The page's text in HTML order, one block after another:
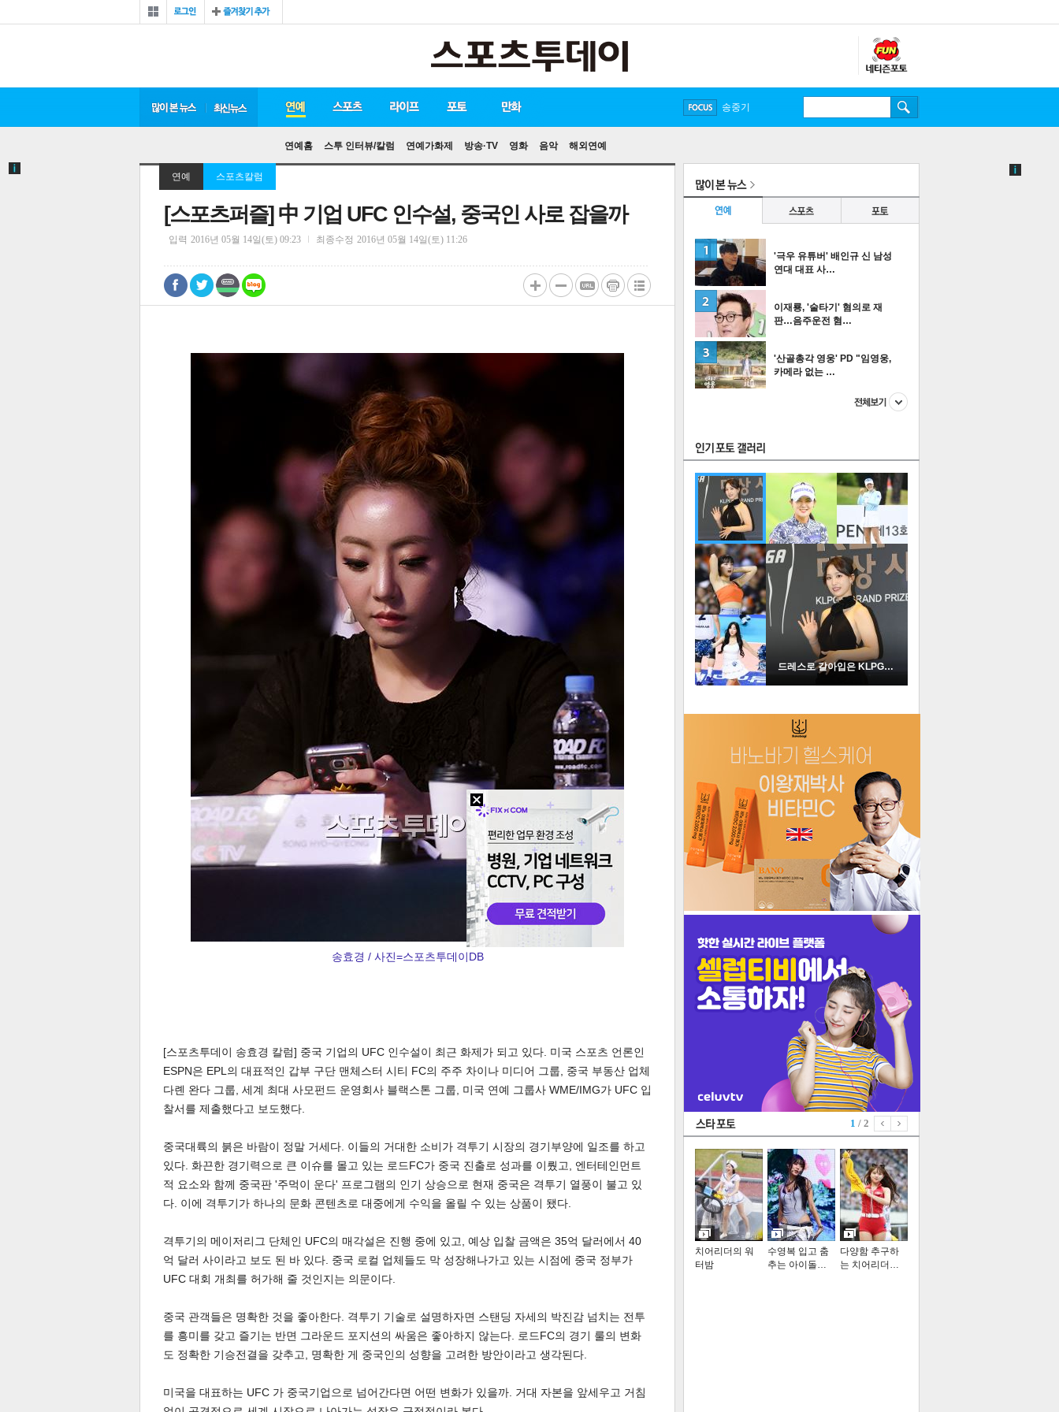
인
많이 본 뉴스
연예홈 스투 인터뷰/칼럼 연예가화제 방송·TV 영화 음악 해외연예
스포츠 라이프 포토
FOCUS
송중기
연예 스포츠칼럼
[스포츠퍼즐] 中 기업 UFC 인수설, 중국인 사로 잡을까
입력 2016년 05월 14일(토) 09:23 최종수정 2016년 05월 14일(토) 11:26
0
송효경 / 사진=스포츠투데이DB
[스포츠투데이 송효경 칼럼] 중국 기업의 UFC 인수설이 최근 화제가 되고 있다. 미국 스포츠 언론인
ESPN은 EPL의 대표적인 갑부 구단 맨체스터 시티 FC의 주주 차이나 미디어 그룹, 중국 부동산 업체
다롄 완다 그룹, 세계 최대 사모펀드 운영회사 블랙스톤 그룹, 미국 연예 그룹사 WME/IMG가 UFC 입
찰서를 제출했다고 보도했다.
중국대륙의 붉은 바람이 정말 거세다. 이들의 거대한 소비가 격투기 시장의 경기부양에 일조를 하고
있다. 화끈한 경기력으로 큰 이슈를 몰고 있는 로드FC가 중국 진출로 성과를 이뤘고, 엔터테인먼트
적 요소와 함께 중국판 '주먹이 운다' 프로그램의 인기 상승으로 현재 중국은 격투기 열풍이 불고 있
다. 이에 격투기가 하나의 문화 콘텐츠로 대중에게 수익을 올릴 수 있는 상품이 됐다.
격투기의 메이저리그 단체인 UFC의 매각설은 진행 중에 있고, 예상 입찰 금액은 35억 달러에서 40
억 달러 사이라고 보도 된 바 있다. 중국 로컬 업체들도 막 성장해나가고 있는 시점에 중국 정부가
UFC 대회 개최를 허가해 줄 것인지는 의문이다.
중국 관객들은 명확한 것을 좋아한다. 격투기 기술로 설명하자면 스탠딩 자세의 박진감 넘치는 전투
를 흥미를 갖고 즐기는 반면 그라운드 포지션의 싸움은 좋아하지 않는다. 로드FC의 경기 룰의 변화
도 정확한 기승전결을 갖추고, 명확한 게 중국인의 성향을 고려한 방안이라고 생각된다.
미국을 대표하는 UFC 가 중국기업으로 넘어간다면 어떤 변화가 있을까. 거대 자본을 앞세우고 거침
많이 본 뉴스
연예
스포츠 포토
'극우 유튜버' 배인규 신 남성
연대 대표 사…
2
이재룡, '술타기' 혐의로 재
판…음주운전 혐…
'산골총각 영웅' PD "임영웅,
카메라 없는 …
더보기
인기포토
드레스로 갈아입은 KLPGA …
1 / 2
치어리더의 워
터밤
수영복 입고 춤
추는 아이돌…
다양함 추구하
는 치어리더…